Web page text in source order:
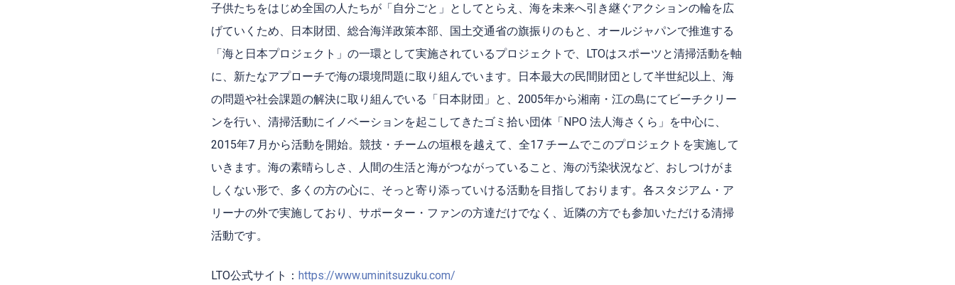
⼦供たちをはじめ全国の⼈たちが「⾃分ごと」としてとらえ、海を未来へ引き継ぐアクションの輪を広
げていくため、⽇本財団、総合海洋政策本部、国⼟交通省の旗振りのもと、オールジャパンで推進する
「海と⽇本プロジェクト」の一環として実施されているプロジェクトで、LTOはスポーツと清掃活動を軸
に、新たなアプローチで海の環境問題に取り組んでいます。⽇本最⼤の⺠間財団として半世紀以上、海
の問題や社会課題の解決に取り組んでいる「⽇本財団」と、2005年から湘南・江の島にてビーチクリー
ンを⾏い、清掃活動にイノベーションを起こしてきたゴミ拾い団体「NPO 法⼈海さくら」を中⼼に、
2015年7 ⽉から活動を開始。競技・チームの垣根を越えて、全17 チームでこのプロジェクトを実施して
いきます。海の素晴らしさ、⼈間の⽣活と海がつながっていること、海の汚染状況など、おしつけがま
しくない形で、多くの⽅の⼼に、そっと寄り添っていける活動を⽬指しております。各スタジアム・ア
リーナの外で実施しており、サポーター・ファンの⽅達だけでなく、近隣の⽅でも参加いただける清掃
活動です。
LTO公式サイト： https://www.uminitsuzuku.com/